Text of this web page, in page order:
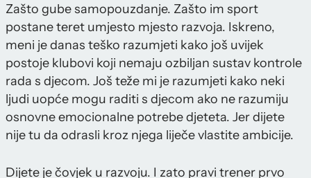
Zašto gube samopouzdanje. Zašto im sport
postane teret umjesto mjesto razvoja. Iskreno,
meni je danas teško razumjeti kako još uvijek
postoje klubovi koji nemaju ozbiljan sustav kontrole
rada s djecom. Još teže mi je razumjeti kako neki
ljudi uopće mogu raditi s djecom ako ne razumiju
osnovne emocionalne potrebe djeteta. Jer dijete
nije tu da odrasli kroz njega liječe vlastite ambicije.
Dijete je čovjek u razvoju. I zato pravi trener prvo